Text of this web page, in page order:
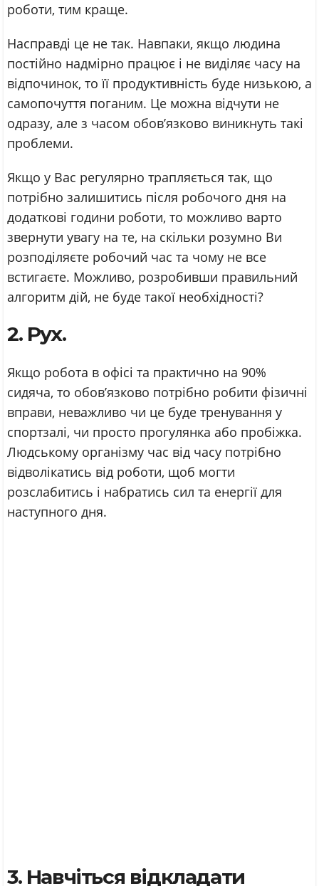
роботи, тим краще.
Насправді це не так. Навпаки, якщо людина
постійно надмірно працює і не виділяє часу на
відпочинок, то її продуктивність буде низькою, а
самопочуття поганим. Це можна відчути не
одразу, але з часом обов’язково виникнуть такі
проблеми.
Якщо у Вас регулярно трапляється так, що
потрібно залишитись після робочого дня на
додаткові години роботи, то можливо варто
звернути увагу на те, на скільки розумно Ви
розподіляєте робочий час та чому не все
встигаєте. Можливо, розробивши правильний
алгоритм дій, не буде такої необхідності?
2. Рух.
Якщо робота в офісі та практично на 90%
сидяча, то обов’язково потрібно робити фізичні
вправи, неважливо чи це буде тренування у
спортзалі, чи просто прогулянка або пробіжка.
Людському організму час від часу потрібно
відволікатись від роботи, щоб могти
розслабитись і набратись сил та енергії для
наступного дня.
3. Навчіться відкладати